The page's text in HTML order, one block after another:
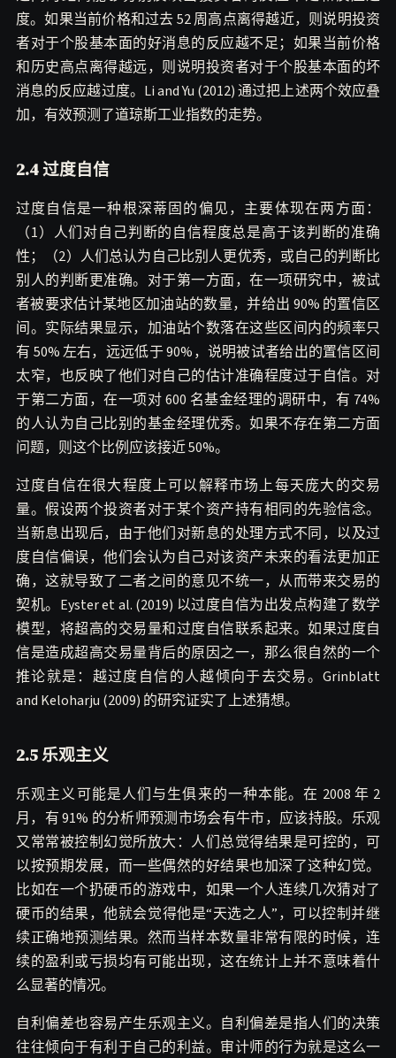
度。如果当前价格和过去 52 周高点离得越近，则说明投资
者对于个股基本面的好消息的反应越不足；如果当前价格
和历史高点离得越远，则说明投资者对于个股基本面的坏
消息的反应越过度。Li and Yu (2012) 通过把上述两个效应叠
加，有效预测了道琼斯工业指数的走势。
2.4 过度自信
过度自信是一种根深蒂固的偏见，主要体现在两方面：
（1）人们对自己判断的自信程度总是高于该判断的准确
性；（2）人们总认为自己比别人更优秀，或自己的判断比
别人的判断更准确。对于第一方面，在一项研究中，被试
者被要求估计某地区加油站的数量，并给出 90% 的置信区
间。实际结果显示，加油站个数落在这些区间内的频率只
有 50% 左右，远远低于 90%，说明被试者给出的置信区间
太窄，也反映了他们对自己的估计准确程度过于自信。对
于第二方面，在一项对 600 名基金经理的调研中，有 74%
的人认为自己比别的基金经理优秀。如果不存在第二方面
问题，则这个比例应该接近 50%。
过度自信在很大程度上可以解释市场上每天庞大的交易
量。假设两个投资者对于某个资产持有相同的先验信念。
当新息出现后，由于他们对新息的处理方式不同，以及过
度自信偏误，他们会认为自己对该资产未来的看法更加正
确，这就导致了二者之间的意见不统一，从而带来交易的
契机。Eyster et al. (2019) 以过度自信为出发点构建了数学
模型，将超高的交易量和过度自信联系起来。如果过度自
信是造成超高交易量背后的原因之一，那么很自然的一个
推论就是：越过度自信的人越倾向于去交易。Grinblatt
and Keloharju (2009) 的研究证实了上述猜想。
2.5 乐观主义
乐观主义可能是人们与生俱来的一种本能。在 2008 年 2
月，有 91% 的分析师预测市场会有牛市，应该持股。乐观
又常常被控制幻觉所放大：人们总觉得结果是可控的，可
以按预期发展，而一些偶然的好结果也加深了这种幻觉。
比如在一个扔硬币的游戏中，如果一个人连续几次猜对了
硬币的结果，他就会觉得他是“天选之人”，可以控制并继
续正确地预测结果。然而当样本数量非常有限的时候，连
续的盈利或亏损均有可能出现，这在统计上并不意味着什
么显著的情况。
自利偏差也容易产生乐观主义。自利偏差是指人们的决策
往往倾向于有利于自己的利益。审计师的行为就是这么一